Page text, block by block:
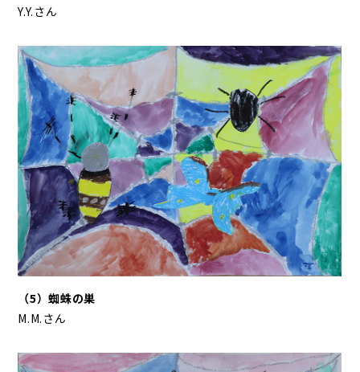
Y.Y.さん
（5）蜘蛛の巣
M.M.さん